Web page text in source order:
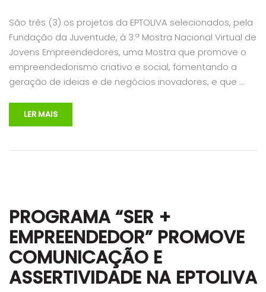
São três (3) os projetos da EPTOLIVA selecionados, pela
Fundação da Juventude, à 3.ª Mostra Nacional Virtual de
Jovens Empreendedores, uma Mostra que promove o
empreendedorismo criativo e social, fomentando a
geração de ideias e de negócios inovadores, e que …
LER MAIS
PROGRAMA “SER +
EMPREENDEDOR” PROMOVE
COMUNICAÇÃO E
ASSERTIVIDADE NA EPTOLIVA